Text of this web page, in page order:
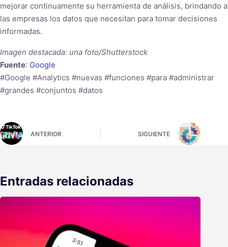
mejorar continuamente su herramienta de análisis, brindando a
las empresas los datos que necesitan para tomar decisiones
informadas.
Imagen destacada: una foto/Shutterstock
Fuente: Google
#Google #Analytics #nuevas #funciones #para #administrar
#grandes #conjuntos #datos
ANTERIOR SIGUIENTE
Entradas relacionadas